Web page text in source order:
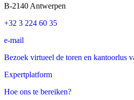
B-2140 Antwerpen
+32 3 224 60 35
e-mail
Bezoek virtueel de toren en kantoorlus
Expertplatform
Hoe ons te bereiken?